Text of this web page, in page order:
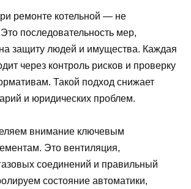
ремонте котельной — не
последовательность мер,
защиту людей и имущества. Каждая
через контроль рисков и проверку
Такой подход снижает
и юридических проблем.
внимание ключевым
Это вентиляция,
соединений и правильный
состояние автоматики,